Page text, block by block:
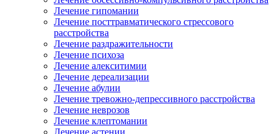
Лечение гипомании
Лечение посттравматического стрессового
расстройства
Лечение раздражительности
Лечение психоза
Лечение алекситимии
Лечение дереализации
Лечение абулии
Лечение тревожно-депрессивного расстройства
Лечение неврозов
Лечение клептомании
Лечение астении